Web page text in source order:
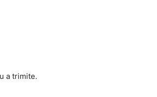
a trimite.